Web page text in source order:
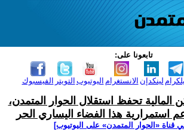
تابعونا على:
الفيسبوك التويتر اليوتيوب الانستغرام لينكدإن
المالية تحفظ استقلال الحوار المتمدن،
استمرارية هذا الفضاء اليساري الحر
قناة ‫«الحوار المتمدن» على اليوتيوب]